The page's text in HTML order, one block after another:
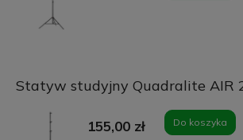
Statyw studyjny Quadralite AIR
155,00 zł Do koszyka